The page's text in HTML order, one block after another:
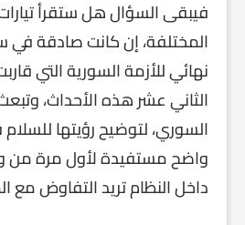
فيبقى السؤال هل ستقرأ
المختلفة، إن كانت صادقة في
نهائي للأزمة السورية التي
الثاني عشر هذه الأحداث،
السوري، لتوضيح رؤيتها
واضح مستفيدة لأول مرة من
داخل النظام تريد التفاوض مع